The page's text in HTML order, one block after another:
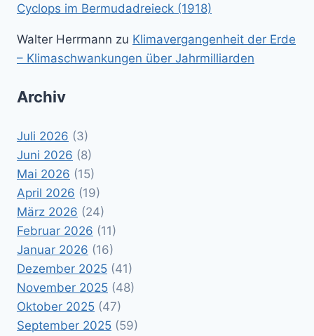
Cyclops im Bermudadreieck (1918)
Walter Herrmann zu Klimavergangenheit der Erde
– Klimaschwankungen über Jahrmilliarden
Archiv
Juli 2026 (3)
Juni 2026 (8)
Mai 2026 (15)
April 2026 (19)
März 2026 (24)
Februar 2026 (11)
Januar 2026 (16)
Dezember 2025 (41)
November 2025 (48)
Oktober 2025 (47)
September 2025 (59)